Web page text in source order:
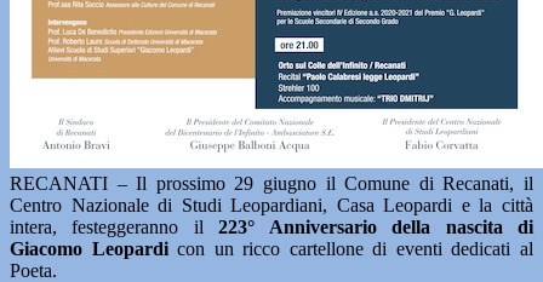
RECANATI – Il prossimo 29 giugno il Comune di Recanati, il
Centro Nazionale di Studi Leopardiani, Casa Leopardi e la città
intera, festeggeranno il223° Anniversario della nascita di
Giacomo Leopardicon un ricco cartellone di eventi dedicati al
Poeta.